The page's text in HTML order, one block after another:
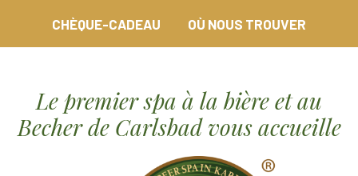
CHÈQUE-CADEAU OÙ NOUS TROUVER
Le premier spa à la bière et au
Becher de Carlsbad vous accueille